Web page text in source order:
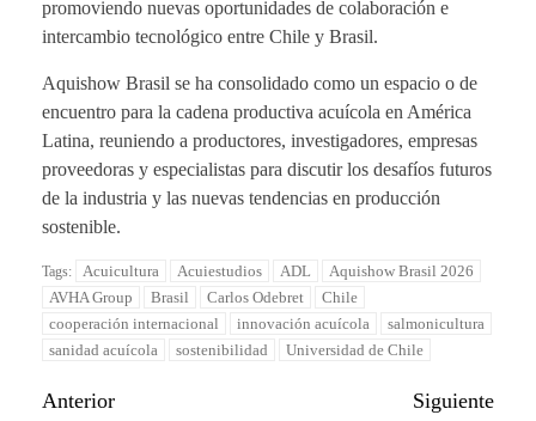
promoviendo nuevas oportunidades de colaboración e
intercambio tecnológico entre Chile y Brasil.
Aquishow Brasil se ha consolidado como un espacio o de
encuentro para la cadena productiva acuícola en América
Latina, reuniendo a productores, investigadores, empresas
proveedoras y especialistas para discutir los desafíos futuros
de la industria y las nuevas tendencias en producción
sostenible.
Tags: Acuicultura Acuiestudios ADL
Aquishow Brasil 2026
AVHA Group
Brasil Carlos Odebret
Chile
cooperación internacional
innovación acuícola
salmonicultura
sanidad acuícola
sostenibilidad Universidad de Chile
Anterior
Siguiente